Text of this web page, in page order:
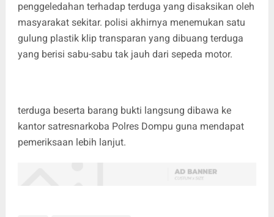
penggeledahan terhadap terduga yang disaksikan oleh
masyarakat sekitar. polisi akhirnya menemukan satu
gulung plastik klip transparan yang dibuang terduga
yang berisi sabu-sabu tak jauh dari sepeda motor.
terduga beserta barang bukti langsung dibawa ke
kantor satresnarkoba Polres Dompu guna mendapat
pemeriksaan lebih lanjut.